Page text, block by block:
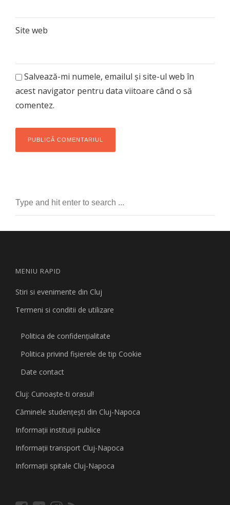
Site web
Salvează-mi numele, emailul și site-ul web în
acest navigator pentru data viitoare când o să
comentez.
MENIU RAPID
Stiri si evenimente din Cluj
Termeni si conditii de utilizare
Politica de confidențialitate
Politica privind fişierele de tip Cookie
Date contact
Cluj: Cunoaşte-ti orasul!
Căminele studenţeşti din Cluj-Napoca
Informaţii instituţii publice
Informaţii transport Cluj-Napoca
Informaţii spitale Cluj-Napoca